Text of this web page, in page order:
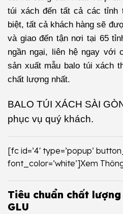
túi xách đến tất cả các tỉnh
biệt, tất cả khách hàng sẽ
và giao đến tận nơi tại 65
ngần ngại, liên hệ ngay với
sản xuất mẫu balo túi xách
chất lượng nhất.
BALO TÚI XÁCH SÀI
phục vụ quý khách.
[fc id=’4′ type=’popup’
font_color=’white’]Xem
Tiêu chuẩn chất
GLU